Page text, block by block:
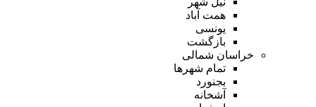
همت آباد
یونسی
بازگشت
خراسان شمالی
تمام شهر‌ها
بجنورد
آشخانه